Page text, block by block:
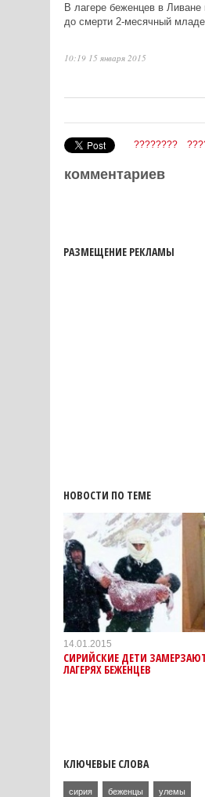
В лагере беженцев в Ливане
до смерти 2-месячный
10:19 15 января 2015
????????
комментариев
РАЗМЕЩЕНИЕ РЕКЛАМЫ
НОВОСТИ ПО ТЕМЕ
14.01.2015
СИРИЙСКИЕ ДЕТИ
ЛАГЕРЯХ БЕЖЕНЦЕВ
КЛЮЧЕВЫЕ СЛОВА
сирия беженцы улемы